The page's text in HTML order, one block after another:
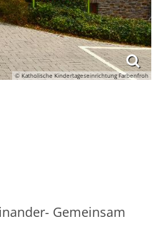
© Katholische Kindertageseinrichtung Farbenfroh
Gemeinsam